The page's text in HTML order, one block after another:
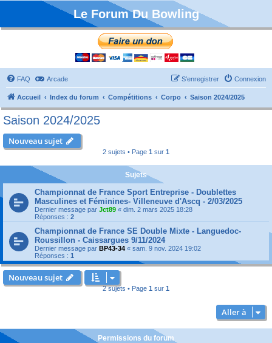
Le Forum Du Bowling
FAQ Arcade Connexion
S’enregistrer
Accueil Index du forum Compétitions Corpo Saison 2024/2025
Saison 2024/2025
Nouveau sujet
2 sujets • Page 1 sur 1
Sujets
Championnat de France Sport Entreprise - Doublettes
Masculines et Féminines- Villeneuve d'Ascq - 2/03/2025
Dernier message par Jct89 « dim. 2 mars 2025 18:28
Réponses : 2
Championnat de France SE Double Mixte - Languedoc-
Roussillon - Caissargues 9/11/2024
Dernier message par BP43-34 « sam. 9 nov. 2024 19:02
Réponses : 1
Nouveau sujet
2 sujets • Page 1 sur 1
Aller à
Permissions du forum